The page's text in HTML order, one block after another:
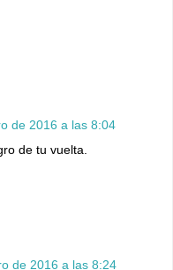
de 2016 a las 8:04
de tu vuelta.
de 2016 a las 8:24